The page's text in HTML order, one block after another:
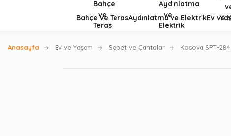
Bahçe ve TerasAydınlatma ve ElektrikEv ve
Anasayfa Ev ve Yaşam Sepet ve Çantalar Kosova SPT-